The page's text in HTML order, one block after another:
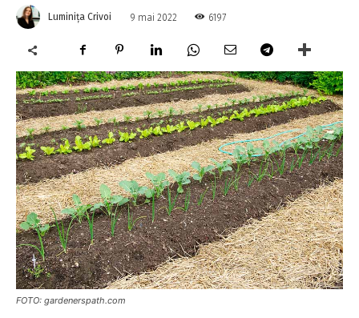
Luminița Crivoi 9 mai 2022 6197
FOTO: gardenerspath.com